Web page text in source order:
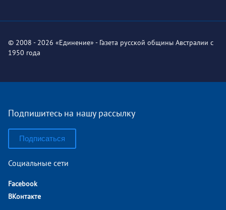
© 2008 - 2026 «Единение» - Газета русской общины Австралии с
1950 года
Подпишитесь на нашу рассылку
Подписаться
Социальные сети
Facebook
ВКонтакте